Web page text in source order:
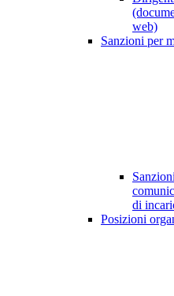
web)
Sanzioni per
di
Posizioni